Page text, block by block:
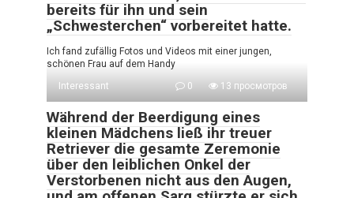
bereits für ihn und sein
„Schwesterchen“ vorbereitet hatte.
Ich fand zufällig Fotos und Videos mit einer jungen,
schönen Frau auf dem Handy
Interessant
0 13 просмотров
Während der Beerdigung eines
kleinen Mädchens ließ ihr treuer
Retriever die gesamte Zeremonie
über den leiblichen Onkel der
Verstorbenen nicht aus den Augen,